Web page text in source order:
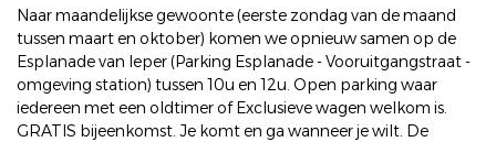
Naar maandelijkse gewoonte (eerste zondag van de maand
tussen maart en oktober) komen we opnieuw samen op de
Esplanade van Ieper (Parking Esplanade - Vooruitgangstraat -
omgeving station) tussen 10u en 12u. Open parking waar
iedereen met een oldtimer of Exclusieve wagen welkom is.
GRATIS bijeenkomst. Je komt en ga wanneer je wilt. De